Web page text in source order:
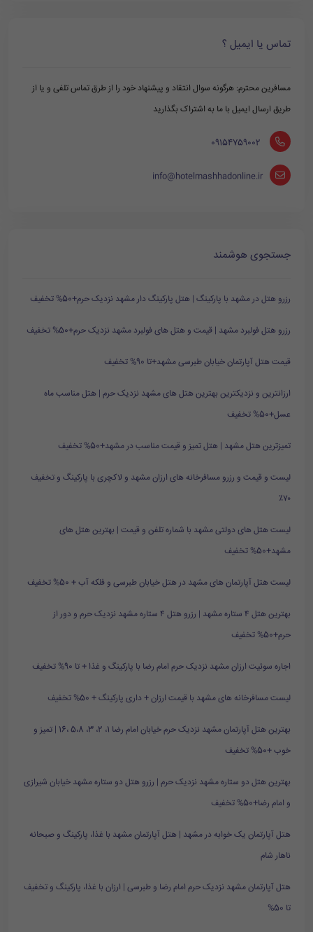
تماس یا ایمیل ؟
مسافرین محترم: هرگونه سوال انتقاد و پیشنهاد خود را از طرق تماس تلفی و یا از
طریق ارسال ایمیل با ما به اشتراک بگذارید
‪ 09154759002
info@hotelmashhadonline.ir
جستجوی هوشمند
رزرو هتل در مشهد با پارکینگ | هتل پارکینگ دار مشهد نزدیک حرم+50% تخفیف
رزرو هتل فولبرد مشهد | قیمت و هتل های فولبرد مشهد نزدیک حرم+50% تخفیف
قیمت هتل آپارتمان خیابان طبرسی مشهد+تا 90% تخفیف
ارزانترین و نزدیکترین بهترین هتل های مشهد نزدیک حرم | هتل مناسب ماه
عسل+50% تخفیف
تمیزترین هتل مشهد | هتل تمیز و قیمت مناسب در مشهد+50% تخفیف
لیست و قیمت و رزرو مسافرخانه های ارزان مشهد و لاکچری با پارکینگ و تخفیف
۷۰٪
لیست هتل های دولتی مشهد با شماره تلفن و قیمت | بهترین هتل های
مشهد+50% تخفیف
لیست هتل آپارتمان های مشهد در هتل خیابان طبرسی و فلکه آب + 50% تخفیف
بهترین هتل ۴ ستاره مشهد | رزرو هتل ۴ ستاره مشهد نزدیک حرم و دور از
حرم+50% تخفیف
اجاره سوئیت ارزان مشهد نزدیک حرم امام رضا با پارکینگ و غذا + تا 90% تخفیف
لیست مسافرخانه های مشهد با قیمت ارزان + داری پارکینگ + 50% تخفیف
بهترین هتل آپارتمان مشهد نزدیک حرم خیابان امام رضا 1، 2، 3، 5،8 ،16 | تمیز و
خوب +50% تخفیف
بهترین هتل دو ستاره مشهد نزدیک حرم | رزرو هتل دو ستاره مشهد خیابان شیرازی
و امام رضا+50% تخفیف
هتل آپارتمان یک خوابه در مشهد | هتل آپارتمان مشهد با غذا، پارکینگ و صبحانه
ناهار شام
هتل آپارتمان مشهد نزدیک حرم امام رضا و طبرسی | ارزان با غذا، پارکینگ و تخفیف
تا 50%